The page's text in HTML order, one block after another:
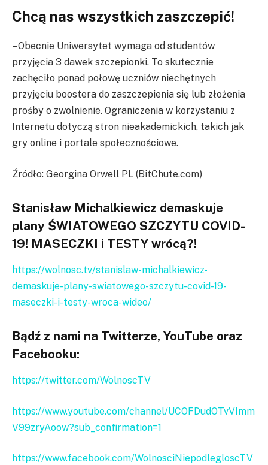
Chcą nas wszystkich zaszczepić!
– Obecnie Uniwersytet wymaga od studentów
przyjęcia 3 dawek szczepionki. To skutecznie
zachęciło ponad połowę uczniów niechętnych
przyjęciu boostera do zaszczepienia się lub złożenia
prośby o zwolnienie. Ograniczenia w korzystaniu z
Internetu dotyczą stron nieakademickich, takich jak
gry online i portale społecznościowe.
Źródło: Georgina Orwell PL (BitChute.com)
Stanisław Michalkiewicz demaskuje
plany ŚWIATOWEGO SZCZYTU COVID-
19! MASECZKI i TESTY wrócą?!
https://wolnosc.tv/stanislaw-michalkiewicz-
demaskuje-plany-swiatowego-szczytu-covid-19-
maseczki-i-testy-wroca-wideo/
Bądź z nami na Twitterze, YouTube oraz
Facebooku:
https://twitter.com/WolnoscTV
https://www.youtube.com/channel/UCOFDudOTvVImm
V99zryAoow?sub_confirmation=1
https://www.facebook.com/WolnosciNiepodlegloscTV